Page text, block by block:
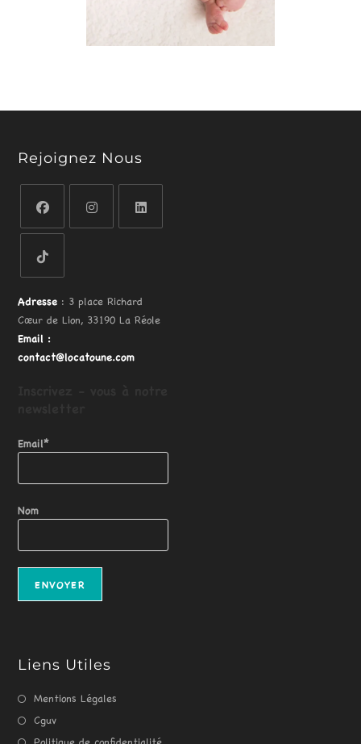
Rejoignez Nous
Adresse : 3 place Richard
Cœur de Lion, 33190 La Réole
Email :
contact@locatoune.com
Email*
Nom
Liens Utiles
Mentions Légales
Cguv